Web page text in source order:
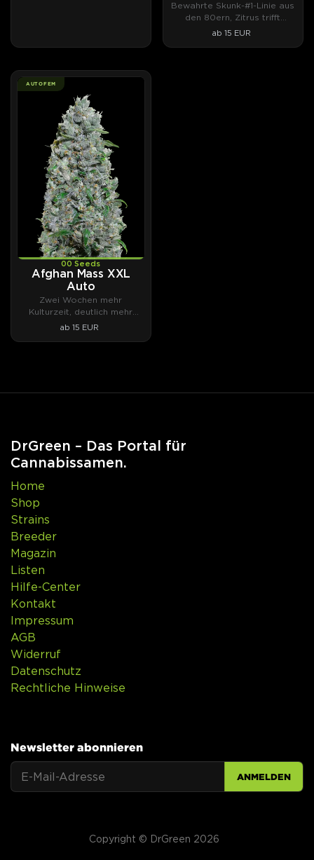
Bewahrte Skunk-#1-Linie aus
den 80ern, Zitrus trifft
Weihrauch.
ab 15 EUR
AUTOFEM
00 Seeds
Afghan Mass XXL
Auto
Zwei Wochen mehr
Kulturzeit, deutlich mehr
Ertrag.
ab 15 EUR
DrGreen – Das Portal für
Cannabissamen.
Home
Shop
Strains
Breeder
Magazin
Listen
Hilfe-Center
Kontakt
Impressum
AGB
Widerruf
Datenschutz
Rechtliche Hinweise
Newsletter abonnieren
ANMELDEN
Copyright © DrGreen 2026